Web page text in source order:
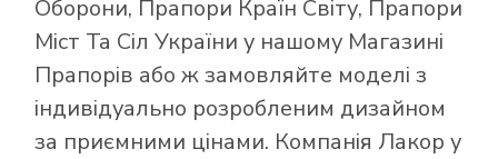
Оборони, Прапори Країн Світу, Прапори
Міст Та Сіл України у нашому Магазині
Прапорів або ж замовляйте моделі з
індивідуально розробленим дизайном
за приємними цінами. Компанія Лакор у